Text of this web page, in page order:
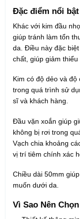
Đặc điểm nổi
Khác với kim đầu
giúp tránh làm tổn
da. Điều này đặc
chất, giúp giảm
Kim có độ dẻo và
trong quá trình sử
sĩ và khách hàng.
Đầu vặn xoắn giúp
không bị rơi trong
Vạch chia khoảng
vị trí tiêm chính xác
Chiều dài 50mm
muốn dưới da.
Vì Sao Nên